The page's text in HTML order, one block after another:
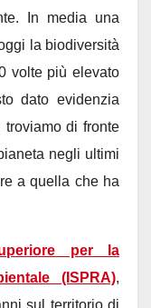
In media una
la biodiversità
volte più elevato
dato evidenzia
troviamo di fronte
negli ultimi
a quella che ha
per la
(ISPRA),